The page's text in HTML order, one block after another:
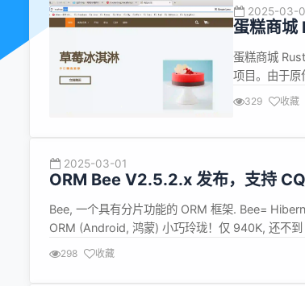
2025-03-
蛋糕商城
蛋糕商城
项目。由于原
核心业务表
329 收藏
2025-03-01
ORM Bee V2.5.2.x 发布，支持
Bee, 一个具有分片功能的 ORM 框架. Bee=
ORM (Android, 鸿蒙) 小巧玲珑！仅 940K, 还不
298 收藏